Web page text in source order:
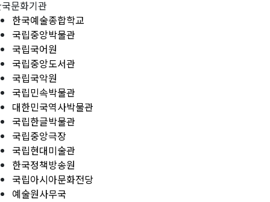
문화기관
한국예술종합학교
국립중앙박물관
국립국어원
국립중앙도서관
국립국악원
국립민속박물관
대한민국역사박물관
국립한글박물관
국립중앙극장
국립현대미술관
한국정책방송원
국립아시아문화전당
예술원사무국